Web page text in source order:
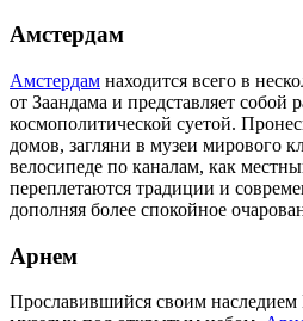
Амстердам
Амстердам находится всего в
от Заандама и представляет собой
космополитической суетой.
домов, загляни в музеи мирового
велосипеде по каналам, как
переплетаются традиции и
дополняя более спокойное
Арнем
Прославившийся своим